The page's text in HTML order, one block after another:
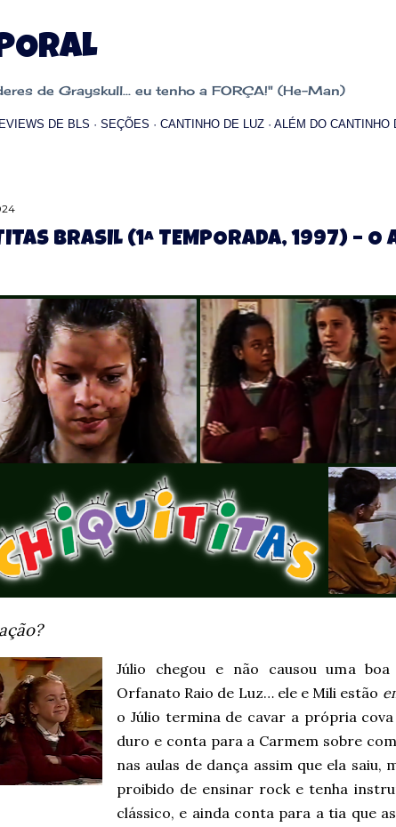
de Grayskull... eu tenho a FORÇA!" (He-Man)
DE BLS SEÇÕES CANTINHO DE LUZ ALÉM DO CANTINHO
BRASIL (1ª TEMPORADA, 1997) – O
Júlio chegou e não causou uma
Orfanato Raio de Luz… ele e Mili estão
o Júlio termina de cavar a própria
duro e conta para a Carmem sobre
nas aulas de dança assim que ela saiu,
proibido de ensinar rock e tenha
clássico, e ainda conta para a tia que